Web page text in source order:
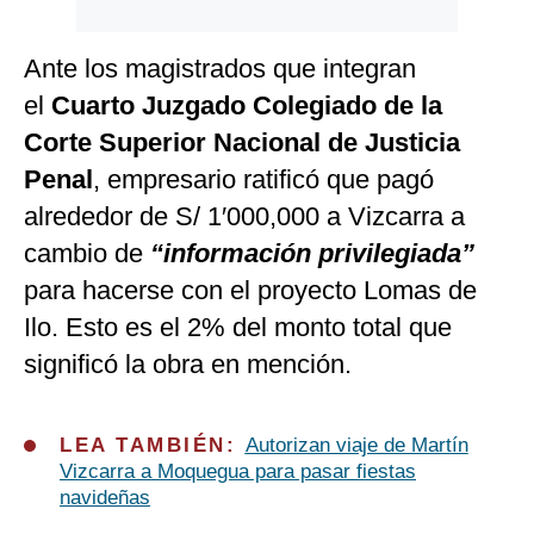
Ante los magistrados que integran
el Cuarto Juzgado Colegiado de la
Corte Superior Nacional de Justicia
Penal, empresario ratificó que pagó
alrededor de S/ 1′000,000 a Vizcarra a
cambio de “información privilegiada”
para hacerse con el proyecto Lomas de
Ilo. Esto es el 2% del monto total que
significó la obra en mención.
LEA TAMBIÉN: Autorizan viaje de Martín
Vizcarra a Moquegua para pasar fiestas
navideñas